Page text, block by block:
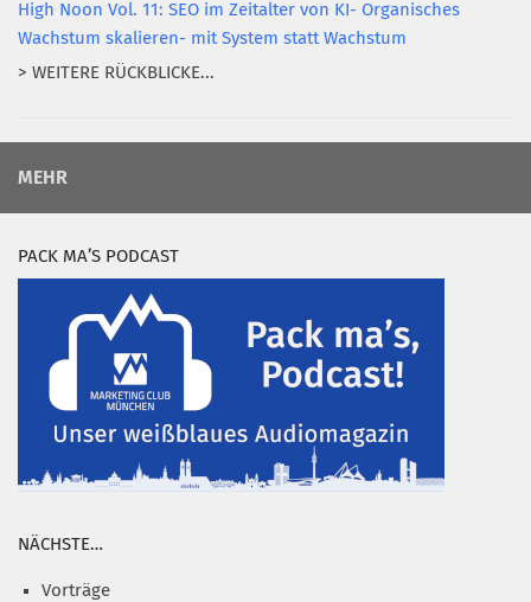
High Noon Vol. 11: SEO im Zeitalter von KI- Organisches
Wachstum skalieren- mit System statt Wachstum
> WEITERE RÜCKBLICKE...
MEHR
PACK MA’S PODCAST
NÄCHSTE…
Vorträge